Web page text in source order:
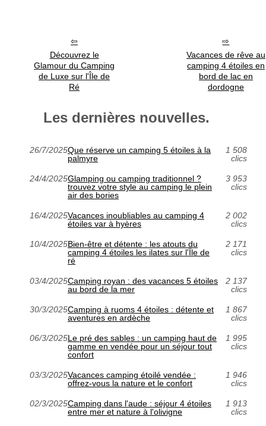
Découvrez le
Glamour du Camping
de Luxe sur l'Île de
Ré
Vacances de rêve au
camping 4 étoiles en
bord de lac en
dordogne
Les dernières nouvelles.
26/7/2025Que réserve un camping 5 étoiles à la
palmyre
1 508
clics
24/4/2025Glamping ou camping traditionnel ?
trouvez votre style au camping le plein
air des bories
3 953
clics
16/4/2025Vacances inoubliables au camping 4
étoiles var à hyères
2 002
clics
10/4/2025Bien-être et détente : les atouts du
camping 4 étoiles les ilates sur l'Île de
ré
2 171
clics
03/4/2025Camping royan : des vacances 5 étoiles
au bord de la mer
2 137
clics
30/3/2025Camping à ruoms 4 étoiles : détente et
aventures en ardèche
1 867
clics
06/3/2025Le pré des sables : un camping haut de
gamme en vendée pour un séjour tout
confort
1 995
clics
03/3/2025Vacances camping étoilé vendée :
offrez-vous la nature et le confort
1 946
clics
02/3/2025Camping dans l'aude : séjour 4 étoiles
entre mer et nature à l'olivigne
1 913
clics